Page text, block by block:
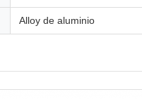
Alloy de aluminio